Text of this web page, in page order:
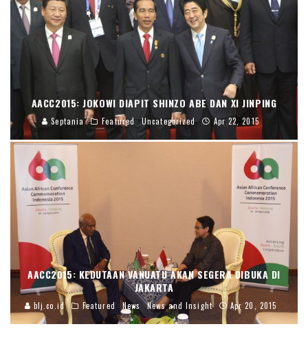
AACC2015: JOKOWI DIAPIT SHINZO ABE DAN XI JINPING
Septania Featured Uncategorized Apr 22, 2015
AACC2015: KEDUTAAN VANUATU AKAN SEGERA DIBUKA DI
JAKARTA
blj.co.id Featured News News and Insight Apr 20, 2015